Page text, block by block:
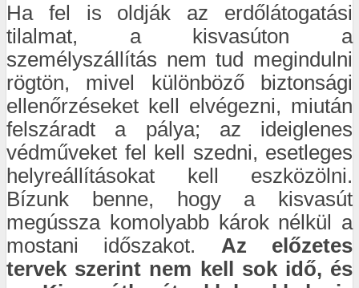
Ha fel is oldják az erdőlátogatási
tilalmat, a kisvasúton a
személyszállítás nem tud megindulni
rögtön, mivel különböző biztonsági
ellenőrzéseket kell elvégezni, miután
felszáradt a pálya; az ideiglenes
védműveket fel kell szedni, esetleges
helyreállításokat kell eszközölni.
Bízunk benne, hogy a kisvasút
megússza komolyabb károk nélkül a
mostani időszakot. Az előzetes
tervek szerint nem kell sok idő, és